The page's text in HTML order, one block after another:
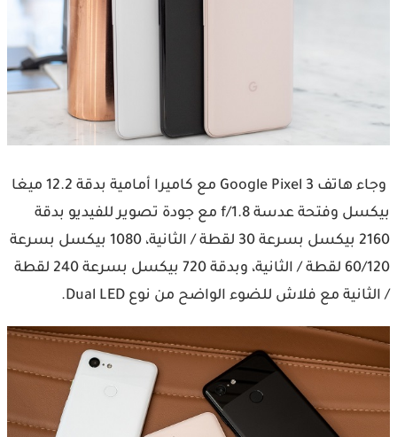
وجاء هاتف 3 Google Pixel مع كاميرا أمامية بدقة 12.2 ميغا
بيكسل وفتحة عدسة f/1.8 مع جودة تصوير للفيديو بدقة
2160 بيكسل بسرعة 30 لقطة / الثانية، 1080 بيكسل بسرعة
60/120 لقطة / الثانية، وبدقة 720 بيكسل بسرعة 240 لقطة
/ الثانية مع فلاش للضوء الواضح من نوع Dual LED.